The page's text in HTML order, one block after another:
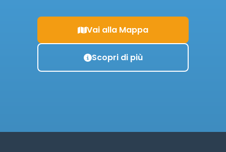
Vai alla Mappa
Scopri di più